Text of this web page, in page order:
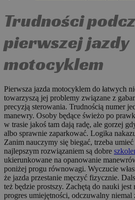
Trudności
pierwszej jazdy
motocyklem
Pierwsza jazda motocyklem do łatwych
towarzyszą jej problemy związane z
precyzją sterowania. Trudnością numer
manewry. Osoby będące świeżo po
w trasie jakoś tam dają radę, ale gorzej
albo sprawnie zaparkować. Logika
Zanim nauczymy się biegać, trzeba
najlepszym rozwiązaniem są dobre
ukierunkowane na opanowanie
poniżej progu równowagi. Wyczucie
że jazda przestanie męczyć fizycznie.
też będzie prostszy. Zachętą do nauki
progres umiejętności, odczuwalny niemal